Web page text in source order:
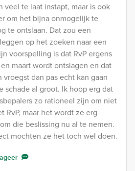
veel te laat instapt, maar is ook
om het bijna onmogelijk te
te ontslaan. Dat zou een
op het zoeken naar een
voorspelling is dat RvP ergens
maart wordt ontslagen en dat
dan pas echt kan gaan
schade al groot. Ik hoop erg dat
zo rationeel zijn om niet
RvP, maar het wordt ze erg
die beslissing nu al te nemen.
mochten ze het toch wel doen.